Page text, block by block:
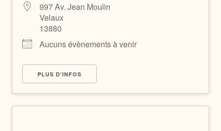
997 Av. Jean Moulin
Velaux
13880
Aucuns évènements à venir
PLUS D’INFOS